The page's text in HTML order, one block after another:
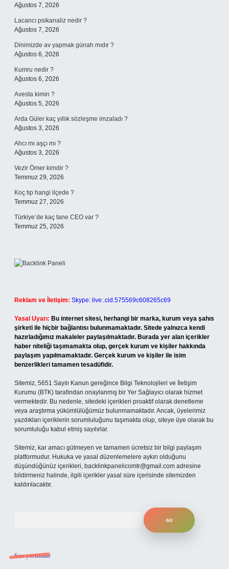
Ağustos 7, 2026
Lacancı psikanaliz nedir ?
Ağustos 7, 2026
Dinimizde av yapmak günah mıdır ?
Ağustos 6, 2026
Kumru nedir ?
Ağustos 6, 2026
Avesta kimin ?
Ağustos 5, 2026
Arda Güler kaç yıllık sözleşme imzaladı ?
Ağustos 3, 2026
Ahcı mı aşçı mı ?
Ağustos 3, 2026
Vezir Ömer kimdir ?
Temmuz 29, 2026
Koç tıp hangi ilçede ?
Temmuz 27, 2026
Türkiye’de kaç tane CEO var ?
Temmuz 25, 2026
Reklam ve İletişim: Skype: live:.cid.575569c608265c69
Yasal Uyarı: Bu internet sitesi, herhangi bir marka, kurum veya şahıs
şirketi ile hiçbir bağlantısı bulunmamaktadır. Sitede yalnızca kendi
hazırladığımız makaleler paylaşılmaktadır. Burada yer alan içerikler
haber niteliği taşımamakta olup, gerçek kurum ve kişiler hakkında
paylaşım yapılmamaktadır. Gerçek kurum ve kişiler ile isim
benzerlikleri tamamen tesadüfidir.
Sitemiz, 5651 Sayılı Kanun gereğince Bilgi Teknolojileri ve İletişim
Kurumu (BTK) tarafından onaylanmış bir Yer Sağlayıcı olarak hizmet
vermektedir. Bu nedenle, sitedeki içerikleri proaktif olarak denetleme
veya araştırma yükümlülüğümüz bulunmamaktadır. Ancak, üyelerimiz
yazdıkları içeriklerin sorumluluğunu taşımakta olup, siteye üye olarak bu
sorumluluğu kabul etmiş sayılırlar.
Sitemiz, kar amacı gütmeyen ve tamamen ücretsiz bir bilgi paylaşım
platformudur. Hukuka ve yasal düzenlemelere aykırı olduğunu
düşündüğünüz içerikleri, backlinkpanelicomtr@gmail.com adresine
bildirmeniz halinde, ilgili içerikler yasal süre içerisinde sitemizden
kaldırılacaktır.
Son yorumlar